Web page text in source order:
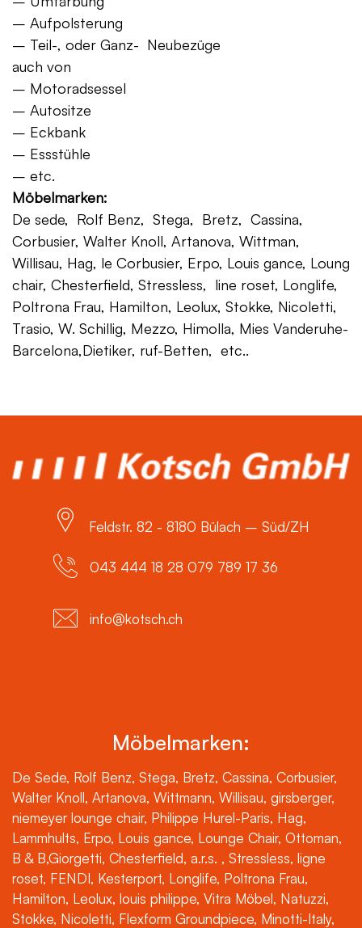
– Aufpolsterung
– Teil-, oder Ganz- Neubezüge
auch von
– Motoradsessel
– Autositze
– Eckbank
– Essstühle
– etc.
Möbelmarken:
De sede, Rolf Benz, Stega, Bretz, Cassina,
Corbusier, Walter Knoll, Artanova, Wittman,
Willisau, Hag, le Corbusier, Erpo, Louis gance, Loung
chair, Chesterfield, Stressless, line roset, Longlife,
Poltrona Frau, Hamilton, Leolux, Stokke, Nicoletti,
Trasio, W. Schillig, Mezzo, Himolla, Mies Vanderuhe-
Barcelona,Dietiker, ruf-Betten, etc..
Feldstr. 82 - 8180 Bülach – Süd/ZH
043 444 18 28 079 789 17 36
info@kotsch.ch
Möbelmarken:
De Sede, Rolf Benz, Stega, Bretz, Cassina, Corbusier,
Walter Knoll, Artanova, Wittmann, Willisau, girsberger,
niemeyer lounge chair, Philippe Hurel-Paris, Hag,
Lammhults, Erpo, Louis gance, Lounge Chair, Ottoman,
B & B,Giorgetti, Chesterfield, a.r.s. , Stressless, ligne
roset, FENDI, Kesterport, Longlife, Poltrona Frau,
Hamilton, Leolux, louis philippe, Vitra Möbel, Natuzzi,
Stokke, Nicoletti, Flexform Groundpiece, Minotti-Italy,